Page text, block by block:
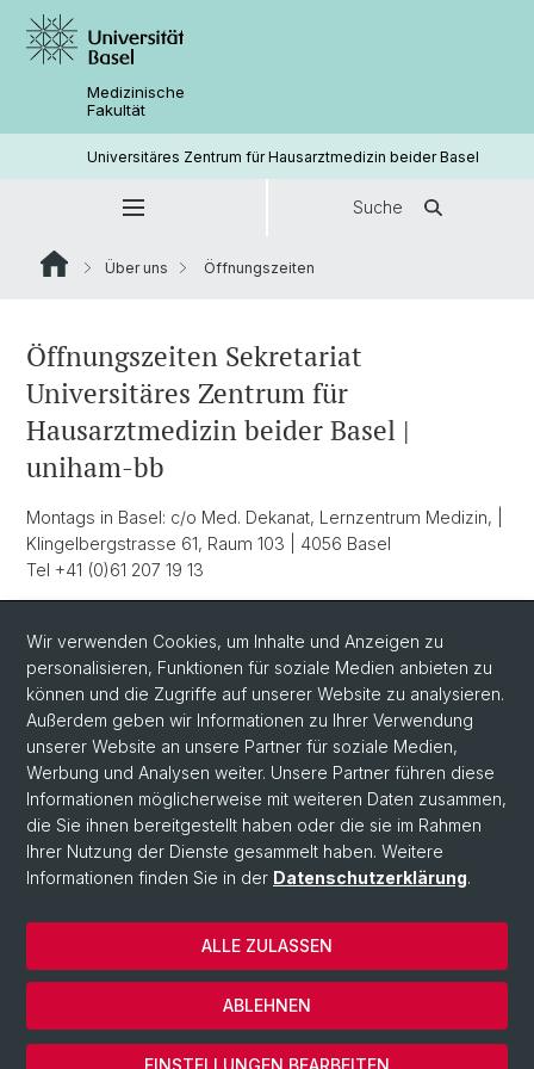
Medizinische
Fakultät
Universitäres Zentrum für Hausarztmedizin beider Basel
Suche
Über uns Öffnungszeiten
Öffnungszeiten Sekretariat
Universitäres Zentrum für
Hausarztmedizin beider Basel |
uniham-bb
Montags in Basel: c/o Med. Dekanat, Lernzentrum Medizin, |
Klingelbergstrasse 61, Raum 103 | 4056 Basel
Tel +41 (0)61 207 19 13
Mühlemattstr. 26 | CH-4410 Liestal
Tel +41 (0)61 400 20 75
Sie erreichen uns auch über unsere E-Mail info-
unihambb@unibas.ch
Wir verwenden Cookies, um Inhalte und Anzeigen zu
personalisieren, Funktionen für soziale Medien anbieten zu
können und die Zugriffe auf unserer Website zu analysieren.
Außerdem geben wir Informationen zu Ihrer Verwendung
unserer Website an unsere Partner für soziale Medien,
Werbung und Analysen weiter. Unsere Partner führen diese
Informationen möglicherweise mit weiteren Daten zusammen,
die Sie ihnen bereitgestellt haben oder die sie im Rahmen
Ihrer Nutzung der Dienste gesammelt haben. Weitere
Informationen finden Sie in der Datenschutzerklärung.
EINSTELLUNGEN BEARBEITEN
ABLEHNEN
ALLE ZULASSEN